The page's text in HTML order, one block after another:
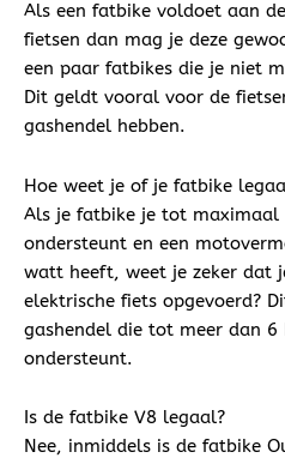
Als een fatbike voldoet aan
fietsen dan mag je deze
een paar fatbikes die je niet
Dit geldt vooral voor de
gashendel hebben.
Hoe weet je of je fatbike
Als je fatbike je tot
ondersteunt en een
watt heeft, weet je zeker dat
elektrische fiets opgevoerd?
gashendel die tot meer dan
ondersteunt.
Is de fatbike V8 legaal?
Nee, inmiddels is de fatbike